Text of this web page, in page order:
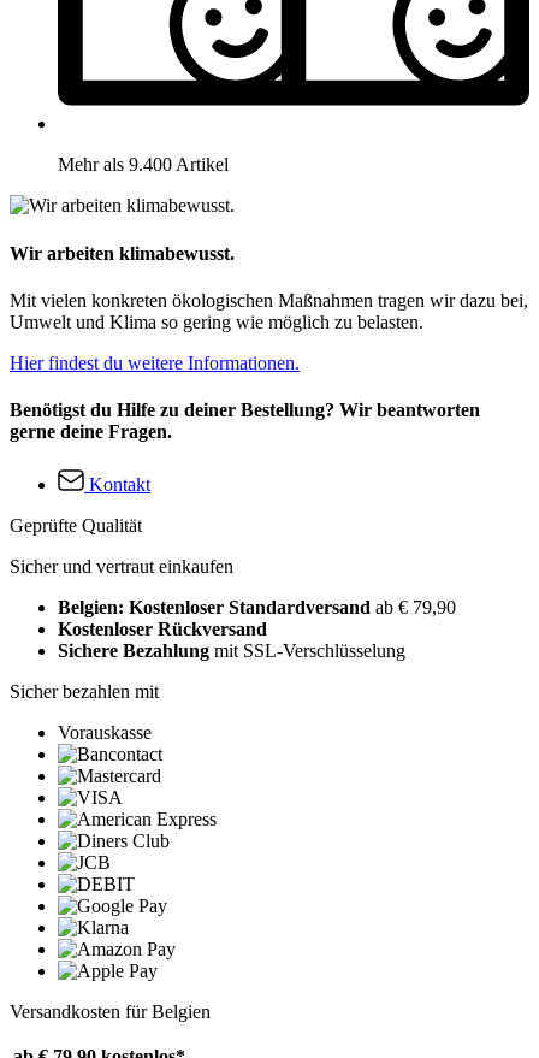
Mehr als 9.400 Artikel
Wir arbeiten klimabewusst.
Mit vielen konkreten ökologischen Maßnahmen tragen wir dazu bei,
Umwelt und Klima so gering wie möglich zu belasten.
Hier findest du weitere Informationen.
Benötigst du Hilfe zu deiner Bestellung? Wir beantworten
gerne deine Fragen.
Kontakt
Geprüfte Qualität
Sicher und vertraut einkaufen
Belgien: Kostenloser Standardversand ab € 79,90
Kostenloser Rückversand
Sichere Bezahlung mit SSL-Verschlüsselung
Sicher bezahlen mit
Vorauskasse
Versandkosten für Belgien